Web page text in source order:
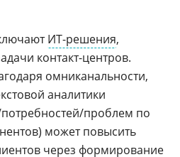
ИТ-решения,
контакт-центров.
омниканальности,
аналитики
проблем по
может повысить
через формирование